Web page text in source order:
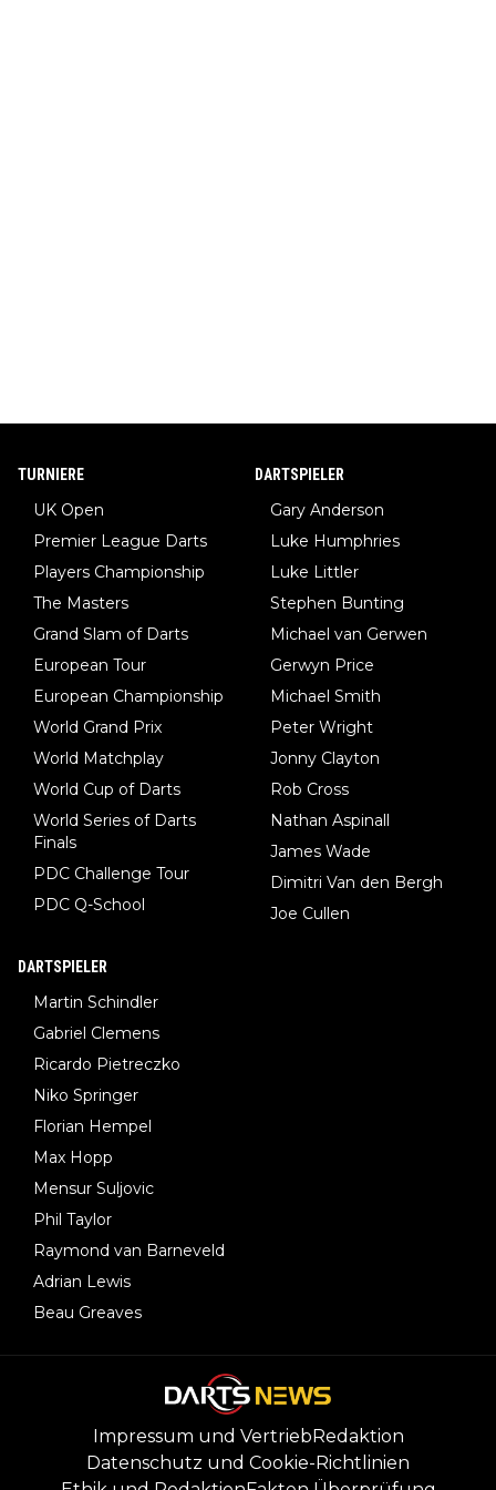
TURNIERE
UK Open
Premier League Darts
Players Championship
The Masters
Grand Slam of Darts
European Tour
European Championship
World Grand Prix
World Matchplay
World Cup of Darts
World Series of Darts
Finals
PDC Challenge Tour
PDC Q-School
DARTSPIELER
Gary Anderson
Luke Humphries
Luke Littler
Stephen Bunting
Michael van Gerwen
Gerwyn Price
Michael Smith
Peter Wright
Jonny Clayton
Rob Cross
Nathan Aspinall
James Wade
Dimitri Van den Bergh
Joe Cullen
DARTSPIELER
Martin Schindler
Gabriel Clemens
Ricardo Pietreczko
Niko Springer
Florian Hempel
Max Hopp
Mensur Suljovic
Phil Taylor
Raymond van Barneveld
Adrian Lewis
Beau Greaves
Impressum und Vertrieb Redaktion
Datenschutz und Cookie-Richtlinien